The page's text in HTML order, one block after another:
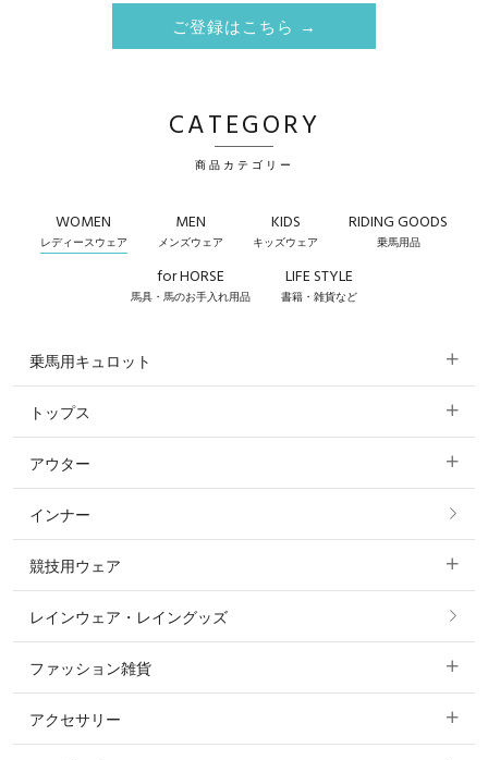
ご登録はこちら →
CATEGORY
商品カテゴリー
WOMEN
レディースウェア
MEN
メンズウェア
KIDS
キッズウェア
RIDING GOODS
乗馬用品
for HORSE
馬具・馬のお手入れ用品
LIFE STYLE
書籍・雑貨など
乗馬用キュロット
すべてのキュロット
フルグリップ・尻革 キュロット
ニーグリップ・膝革 キュロット
トップス
すべてのトップス
ポロシャツ
カットソー・Tシャツ・タンクトップ
パーカー・トレーナー・スウェット
ニット・セーター
アウター
すべてのアウター
コート
ジャケット・ブルゾン
その他 アウター
インナー
競技用ウェア
すべての競技用ウェア
ショージャケット
ショーシャツ
レインウェア・レイングッズ
ファッション雑貨
すべてのファッション雑貨
アクセサリー